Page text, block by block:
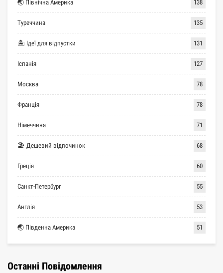
🌏 Північна Америка 138
Туреччина 135
🏝 Ідеї для відпустки 131
Іспанія 127
Москва 78
Франція 78
Німеччина 71
🏖 Дешевий відпочинок 68
Греція 60
Санкт-Петербург 55
Англія 53
🌏 Південна Америка 51
Останні Повідомлення